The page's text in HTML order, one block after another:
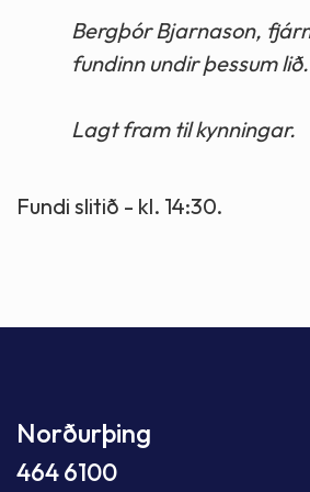
Bergþór Bjarnason,
fundinn undir þessum lið.
Lagt fram til kynningar.
Fundi slitið - kl. 14:30.
Norðurþing
464 6100